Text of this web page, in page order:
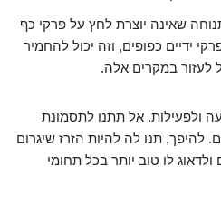
שאינה יוצרת לחץ על פרקי כף
ידיים כפופים, וזה יכול להחמיר
לעזור במקרים אלה.
ולפעילות. אל תתנו לתסמונת
תנו לה להיות הזרז שיגרום
לו טוב יותר בכל תחומי